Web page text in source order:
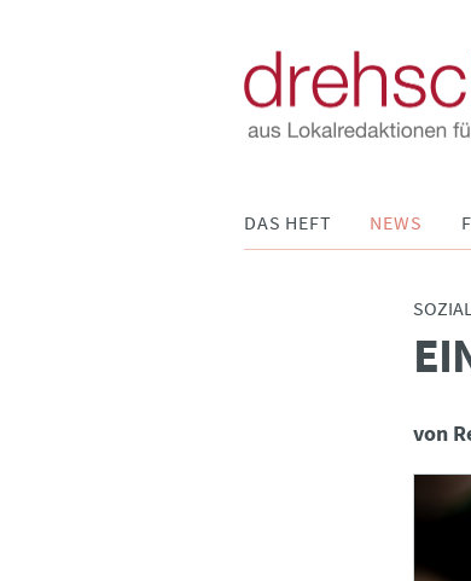
DAS HEFT NEWS
von